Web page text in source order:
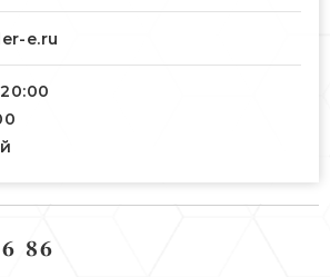
e.ru
переулок, 3/10с7
86